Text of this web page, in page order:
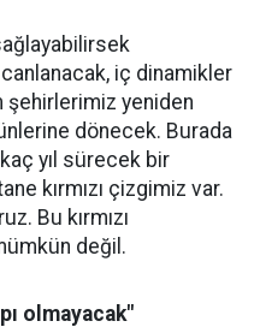
iç dinamikler
yeniden
dönecek. Burada
yıl sürecek bir
kırmızı çizgimiz var.
Bu kırmızı
değil.
olmayacak"